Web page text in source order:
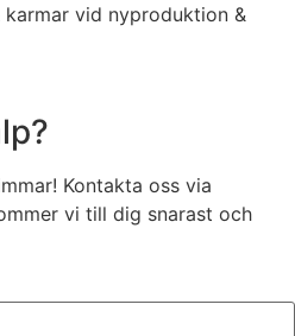
vid nyproduktion &
Kontakta oss via
vi till dig snarast och